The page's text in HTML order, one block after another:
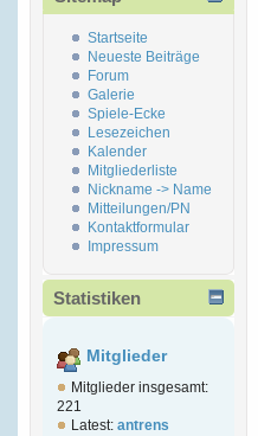
Startseite
Neueste Beiträge
Forum
Galerie
Spiele-Ecke
Lesezeichen
Kalender
Mitgliederliste
Nickname -> Name
Mitteilungen/PN
Kontaktformular
Impressum
Statistiken
Mitglieder
Mitglieder insgesamt:
221
Latest: antrens